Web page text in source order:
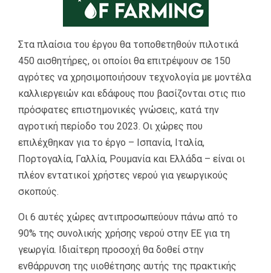
Στα πλαίσια του έργου θα τοποθετηθούν πιλοτικά
450 αισθητήρες, οι οποίοι θα επιτρέψουν σε 150
αγρότες να χρησιμοποιήσουν τεχνολογία με μοντέλα
καλλιεργειών και εδάφους που βασίζονται στις πιο
πρόσφατες επιστημονικές γνώσεις, κατά την
αγροτική περίοδο του 2023. Οι χώρες που
επιλέχθηκαν για το έργο – Ισπανία, Ιταλία,
Πορτογαλία, Γαλλία, Ρουμανία και Ελλάδα – είναι οι
πλέον εντατικοί χρήστες νερού για γεωργικούς
σκοπούς.
Οι 6 αυτές χώρες αντιπροσωπεύουν πάνω από το
90% της συνολικής χρήσης νερού στην ΕΕ για τη
γεωργία. Ιδιαίτερη προσοχή θα δοθεί στην
ενθάρρυνση της υιοθέτησης αυτής της πρακτικής